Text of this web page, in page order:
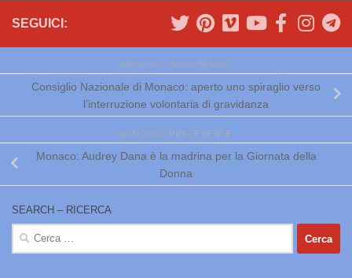
SEGUICI:
ARTICOLO SUCCESSIVO
Consiglio Nazionale di Monaco: aperto uno spiraglio verso
l’interruzione volontaria di gravidanza
ARTICOLO PRECEDENTE
Monaco: Audrey Dana è la madrina per la Giornata della
Donna
SEARCH – RICERCA
Ricerca
per: